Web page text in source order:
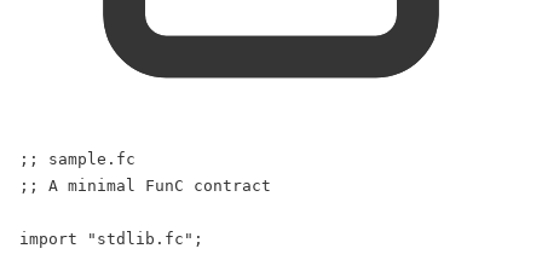
;; sample.fc
;; A minimal FunC contract
import "stdlib.fc" ;